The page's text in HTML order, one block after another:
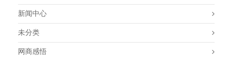
新闻中心
未分类
网商感悟